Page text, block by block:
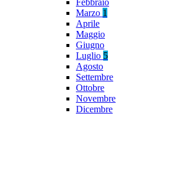
Febbraio
Marzo 1
Aprile
Maggio
Giugno
Luglio 5
Agosto
Settembre
Ottobre
Novembre
Dicembre